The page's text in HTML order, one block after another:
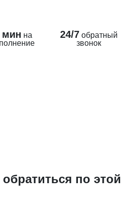
мин на
24/7 обратный
звонок
по этой